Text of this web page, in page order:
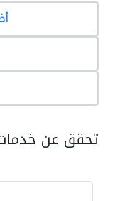
تحقق عن